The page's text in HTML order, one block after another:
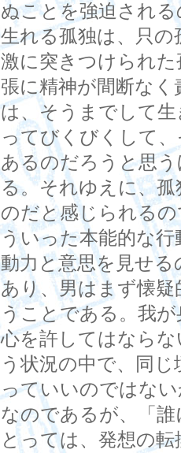
ぬことを強迫され
生れる孤独は、只
激に突きつけられ
張に精神が間断な
は、そうまでして
ってびくびくして
あるのだろうと思
る。それゆえに、
のだと感じられる
ういった本能的な
動力と意思を見せ
あり、男はまず懐
うことである。我
心を許してはなら
う状況の中で、同
っていいのではな
なのであるが、「
とっては、発想の